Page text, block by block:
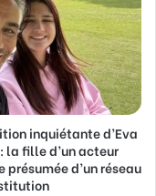
inquiétante d’Eva
la fille d’un acteur
présumée d’un réseau